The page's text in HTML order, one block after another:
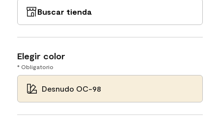
Buscar tienda
Elegir color
* Obligatorio
Desnudo OC-98